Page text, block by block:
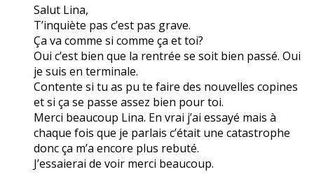
Salut Lina,
T’inquiète pas c’est pas grave.
Ça va comme si comme ça et toi?
Oui c’est bien que la rentrée se soit bien passé. Oui
je suis en terminale.
Contente si tu as pu te faire des nouvelles copines
et si ça se passe assez bien pour toi.
Merci beaucoup Lina. En vrai j’ai essayé mais à
chaque fois que je parlais c’était une catastrophe
donc ça m’a encore plus rebuté.
J’essaierai de voir merci beaucoup.